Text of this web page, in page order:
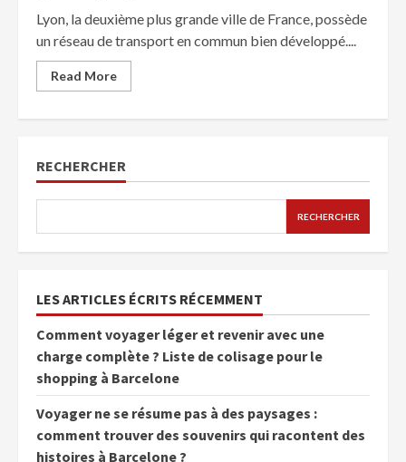
Lyon, la deuxième plus grande ville de France, possède
un réseau de transport en commun bien développé....
Read More
RECHERCHER
RECHERCHER
LES ARTICLES ÉCRITS RÉCEMMENT
Comment voyager léger et revenir avec une
charge complète ? Liste de colisage pour le
shopping à Barcelone
Voyager ne se résume pas à des paysages :
comment trouver des souvenirs qui racontent des
histoires à Barcelone ?